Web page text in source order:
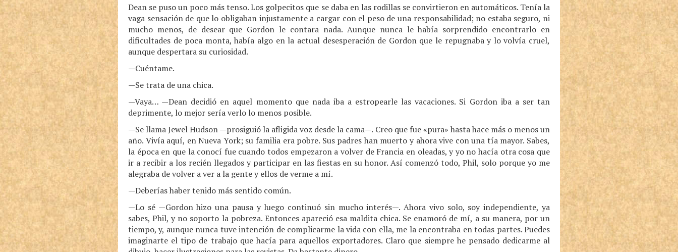
Dean se puso un poco más tenso. Los golpecitos que se daba en las rodillas se convirtieron en automáticos. Tenía la
vaga sensación de que lo obligaban injustamente a cargar con el peso de una responsabilidad; no estaba seguro, ni
mucho menos, de desear que Gordon le contara nada. Aunque nunca le había sorprendido encontrarlo en
dificultades de poca monta, había algo en la actual desesperación de Gordon que le repugnaba y lo volvía cruel,
aunque despertara su curiosidad.
—Cuéntame.
—Se trata de una chica.
—Vaya… —Dean decidió en aquel momento que nada iba a estropearle las vacaciones. Si Gordon iba a ser tan
deprimente, lo mejor sería verlo lo menos posible.
—Se llama Jewel Hudson —prosiguió la afligida voz desde la cama—. Creo que fue «pura» hasta hace más o menos un
año. Vivía aquí, en Nueva York; su familia era pobre. Sus padres han muerto y ahora vive con una tía mayor. Sabes,
la época en que la conocí fue cuando todos empezaron a volver de Francia en oleadas, y yo no hacía otra cosa que
ir a recibir a los recién llegados y participar en las fiestas en su honor. Así comenzó todo, Phil, solo porque yo me
alegraba de volver a ver a la gente y ellos de verme a mí.
—Deberías haber tenido más sentido común.
—Lo sé —Gordon hizo una pausa y luego continuó sin mucho interés—. Ahora vivo solo, soy independiente, ya
sabes, Phil, y no soporto la pobreza. Entonces apareció esa maldita chica. Se enamoró de mí, a su manera, por un
tiempo, y, aunque nunca tuve intención de complicarme la vida con ella, me la encontraba en todas partes. Puedes
imaginarte el tipo de trabajo que hacía para aquellos exportadores. Claro que siempre he pensado dedicarme al